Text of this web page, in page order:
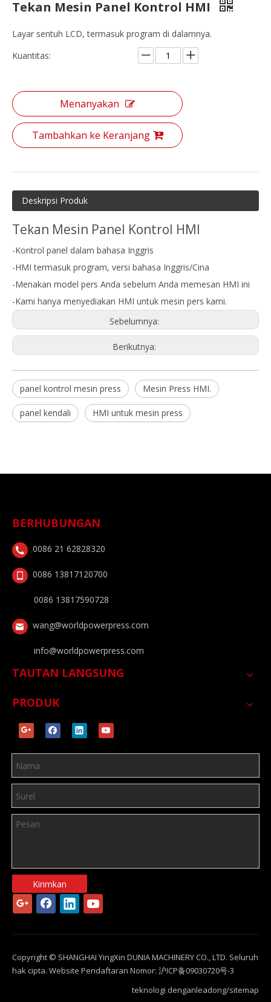
Tekan Mesin Panel Kontrol HMI
Layar sentuh LCD, termasuk program di dalamnya.
Kuantitas:
Menanyakan
Tambahkan ke Keranjang
Deskripsi Produk
Tekan Mesin Panel Kontrol HMI
-Kontrol panel dalam bahasa Inggris
-HMI termasuk program, versi bahasa Inggris/Cina
-Menakan model pers Anda sebelum Anda memesan HMI ini
-Kami hanya menyediakan HMI untuk mesin pers kami.
Sebelumnya:
Berikutnya:
panel kontrol mesin press Mesin Press HMI.
panel kendali HMI untuk mesin press
BERHUBUNGAN
0086 21 62828320
0086 13817120700
0086 13817590728
wang@worldpowerpress.com
info@worldpowerpress.com
TAUTAN LANGSUNG
PRODUK
Kirimkan
Copyright © SHANGHAI YingXin DUNIA MACHINERY CO., LTD. Seluruh
hak cipta. Website Pendaftaran Nomor: 沪ICP备09030720号-3
teknologi denganleadong/sitemap